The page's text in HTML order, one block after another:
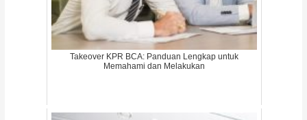
Takeover KPR BCA: Panduan Lengkap untuk
Memahami dan Melakukan